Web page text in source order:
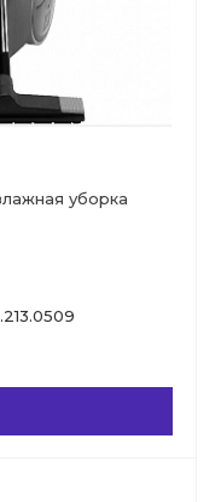
уборка